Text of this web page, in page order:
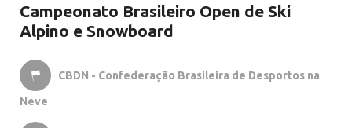
Campeonato Brasileiro Open de Ski
Alpino e Snowboard
 CBDN - Confederação Brasileira de Desportos na
Neve